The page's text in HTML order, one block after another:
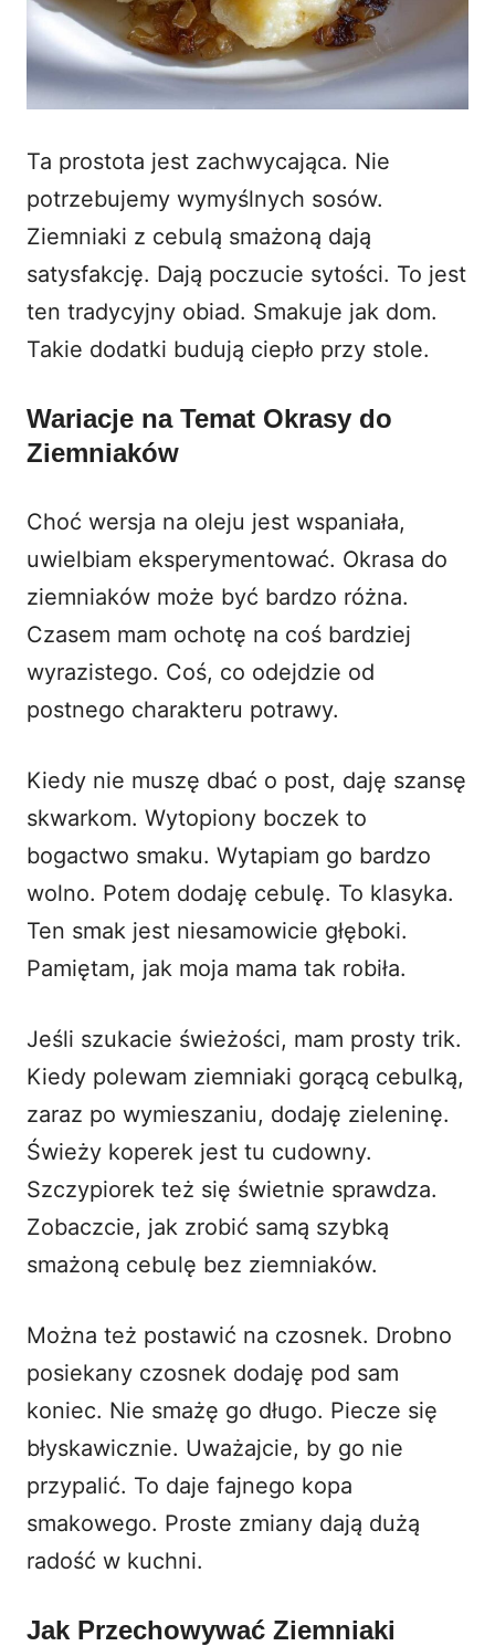
Ta prostota jest zachwycająca. Nie
potrzebujemy wymyślnych sosów.
Ziemniaki z cebulą smażoną dają
satysfakcję. Dają poczucie sytości. To jest
ten tradycyjny obiad. Smakuje jak dom.
Takie dodatki budują ciepło przy stole.
Wariacje na Temat Okrasy do
Ziemniaków
Choć wersja na oleju jest wspaniała,
uwielbiam eksperymentować. Okrasa do
ziemniaków może być bardzo różna.
Czasem mam ochotę na coś bardziej
wyrazistego. Coś, co odejdzie od
postnego charakteru potrawy.
Kiedy nie muszę dbać o post, daję szansę
skwarkom. Wytopiony boczek to
bogactwo smaku. Wytapiam go bardzo
wolno. Potem dodaję cebulę. To klasyka.
Ten smak jest niesamowicie głęboki.
Pamiętam, jak moja mama tak robiła.
Jeśli szukacie świeżości, mam prosty trik.
Kiedy polewam ziemniaki gorącą cebulką,
zaraz po wymieszaniu, dodaję zieleninę.
Świeży koperek jest tu cudowny.
Szczypiorek też się świetnie sprawdza.
Zobaczcie, jak zrobić samą szybką
smażoną cebulę bez ziemniaków.
Można też postawić na czosnek. Drobno
posiekany czosnek dodaję pod sam
koniec. Nie smażę go długo. Piecze się
błyskawicznie. Uważajcie, by go nie
przypalić. To daje fajnego kopa
smakowego. Proste zmiany dają dużą
radość w kuchni.
Jak Przechowywać Ziemniaki